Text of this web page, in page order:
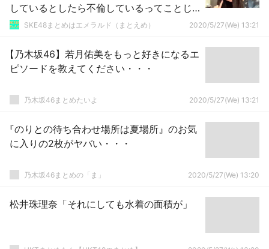
しているとしたら不倫しているってことじ
ゃないですか」
SKE48まとめはエメラルド（まとえめ） 2020/5/27(We) 13:21
【乃木坂46】若月佑美をもっと好きになるエ
ピソードを教えてください・・・
乃木坂46まとめたいよ 2020/5/27(We) 13:21
『のりとの待ち合わせ場所は夏場所』のお気
に入りの2枚がヤバい・・・
乃木坂46まとめの「ま」 2020/5/27(We) 13:20
松井珠理奈「それにしても水着の面積が」